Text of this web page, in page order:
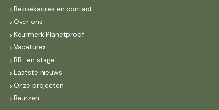
Bezoekadres en contact
Over ons
Keurmerk Planetproof
Vacatures
BBL en stage
Laatste nieuws
Onze projecten
Beurzen